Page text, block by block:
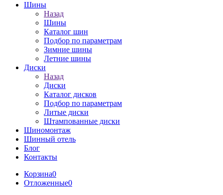
Шины
Назад
Шины
Каталог шин
Подбор по параметрам
Зимние шины
Летние шины
Диски
Назад
Диски
Каталог дисков
Подбор по параметрам
Литые диски
Штампованные диски
Шиномонтаж
Шинный отель
Блог
Контакты
Корзина0
Отложенные0